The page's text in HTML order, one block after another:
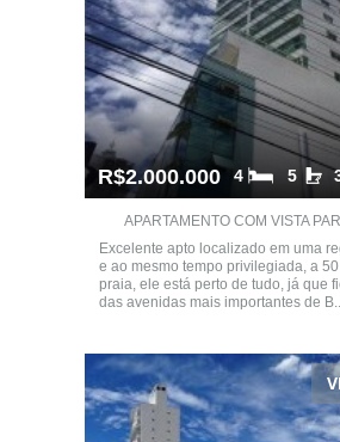
R$2.000.000 5
4
APARTAMENTO COM VISTA
Excelente apto localizado em uma
e ao mesmo tempo privilegiada, a
praia, ele está perto de tudo, já que
das avenidas mais importantes de